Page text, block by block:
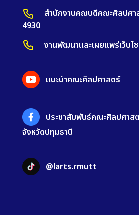
สำนักงานคณบดีคณะศิลปศา
4930
งานพัฒนาและเผยแพร่เว็บไ
แนะนำคณะศิลปศาสตร์
ประชาสัมพันธ์คณะศิลปศา
จังหวัดปทุมธานี
@larts.rmutt